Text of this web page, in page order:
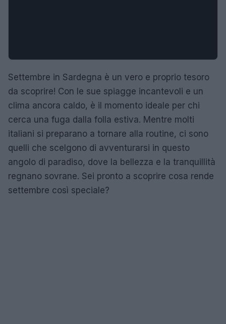
Settembre in Sardegna è un vero e proprio tesoro
da scoprire! Con le sue spiagge incantevoli e un
clima ancora caldo, è il momento ideale per chi
cerca una fuga dalla folla estiva. Mentre molti
italiani si preparano a tornare alla routine, ci sono
quelli che scelgono di avventurarsi in questo
angolo di paradiso, dove la bellezza e la tranquillità
regnano sovrane. Sei pronto a scoprire cosa rende
settembre così speciale?